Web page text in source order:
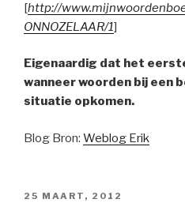
[http://
ONNOZELAAR/1]
Eigenaardig dat het
wanneer woorden bij een
situatie opkomen.
Blog Bron: Weblog Erik
GEPLAATST
25 MAART, 2012